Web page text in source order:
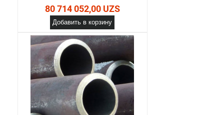
80 714 052,00 UZS
Добавить в корзину